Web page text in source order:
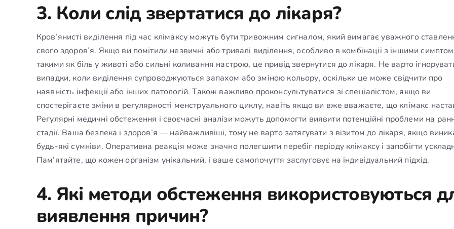
3. Коли слід звертатися до лікаря?
Кров’янисті виділення під час клімаксу можуть бути тривожним сигналом, який вимагає уважного
свого здоров’я. Якщо ви помітили незвичні або тривалі виділення, особливо в комбінації з іншими
такими як біль у животі або сильні коливання настрою, це привід звернутися до лікаря. Не варто
випадки, коли виділення супроводжуються запахом або зміною кольору, оскільки це може свідчити про
наявність інфекції або інших патологій. Також важливо проконсультуватися зі спеціалістом, якщо ви
спостерігаєте зміни в регулярності менструального циклу, навіть якщо ви вже вважаєте, що клімакс
Регулярні медичні обстеження і своєчасні аналізи можуть допомогти виявити потенційні проблеми на
стадії. Ваша безпека і здоров’я — найважливіші, тому не варто затягувати з візитом до лікаря, якщо
будь-які сумніви. Оперативна реакція може значно полегшити перебіг періоду клімаксу і запобігти
Пам’ятайте, що кожен організм унікальний, і ваше самопочуття заслуговує на індивідуальний підхід.
4. Які методи обстеження використовуються
виявлення причин?